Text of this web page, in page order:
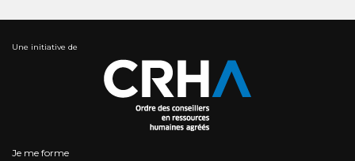
Une initiative de
Je me forme